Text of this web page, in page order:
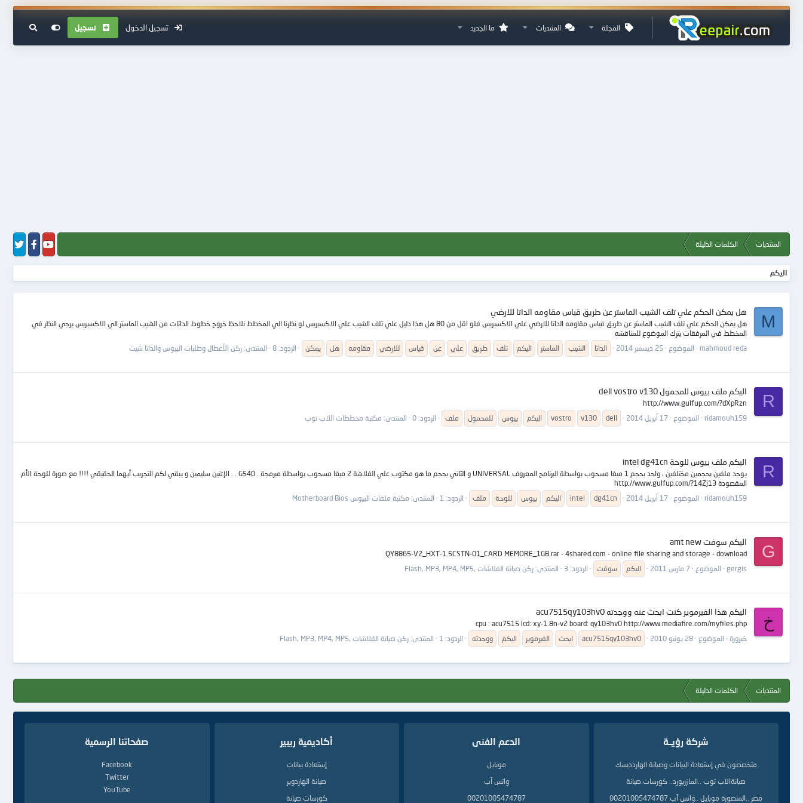
المجلة المنتديات ما الجديد تسجيل الدخول تسجيل
المنتديات الكلمات الدليلة
اليكم
M
هل يمكن الحكم علي تلف الشيب الماستر عن طريق قياس مقاومه الداتا للارضي
هل يمكن الحكم علي تلف الشيب الماستر عن طريق قياس مقاومه الداتا للارضي علي الاكسبريس فلو اقل من 80 هل هذا دليل علي تلف الشيب علي الاكسبريس لو نظرنا الي المخطط نلاحظ خروج خطوط الداتات من الشيب الماستر الي الاكسبريس يرجي النظر في
المخطط في المرفقات يترك الموضوع للمناقشه
mahmoud reda
الموضوع 25 ديسمبر 2014 الداتا الشيب الماستر اليكم تلف طريق علي عن قياس للارضي مقاومه هل يمكن الردود: 8 المنتدى: ركن الأعطال وطلبات البيوس والداتا شيت
R
اليكم ملف بيوس للمحمول dell vostro v130
http://www.gulfup.com/?dXpRzn
ridamouh159
الموضوع 17 أبريل 2014 dell
v130
vostro اليكم بيوس للمحمول ملف الردود: 0 المنتدى: مكتبة مخططات اللاب توب
R
اليكم ملف بيوس للوحة intel dg41cn
يوجد ملفين بحجمين مختلفين ، واحد بحجم 1 ميغا مسحوب بواسطة البرنامج المعروف UNIVERSAL و الثاني بحجم ما هو مكتوب علي الفلاشة 2 ميغا مسحوب بواسطة مبرمجة . G540 . . الإثنين سليمين و يبقي لكم التجريب أيهما الحقيقي !!!! مع صورة للوحة الأم
المقصودة http://www.gulfup.com/?14Zj13
ridamouh159
الموضوع 17 أبريل 2014 dg41cn
intel اليكم بيوس للوحة ملف الردود: 1 المنتدى: مكتبة ملفات البيوس Motherboard Bios
G
اليكم سوفت amt new
QY8865-V2_HXT-1.5CSTN-01_CARD MEMORE_1GB.rar - 4shared.com - online file sharing and storage - download
gergis
الموضوع 7 مارس 2011 اليكم سوفت الردود: 3 المنتدى: ركن صيانة الفلاشات ,Flash, MP3, MP4, MP5
خ
اليكم هذا الفيرموير كنت ابحث عنه ووجدته acu7515qy103hv0
cpu : acu7515 lcd: xy-1.8n-v2 board: qy103hv0 http://www.mediafire.com/myfiles.php
خيرورة
الموضوع 28 يونيو 2010 acu7515qy103hv0 ابحث الفيرموير اليكم ووجدته الردود: 1 المنتدى: ركن صيانة الفلاشات ,Flash, MP3, MP4, MP5
المنتديات الكلمات الدليلة
شركة رؤيــة
متخصصون في إستعادة البيانات وصيانة الهاردديسك
صيانةالاب توب ..المازربورد.. كورسات صيانة
مصر ..المنصورة موبايل ..واتس آب 00201005474787
الدعم الفنى
موبايل
واتس آب
00201005474787
أكاديمية ريبير
إستعادة بيانات
صيانة الهاردوير
كورسات صيانة
صفحاتنا الرسمية
Facebook
Twitter
YouTube